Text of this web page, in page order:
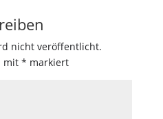
nicht veröffentlicht.
mit * markiert